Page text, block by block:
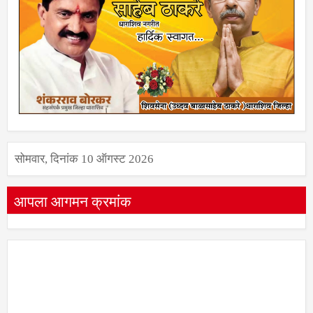
सोमवार, दिनांक 10 ऑगस्ट 2026
आपला आगमन क्रमांक